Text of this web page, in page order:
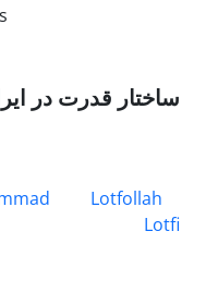
ساختار قدرت در
Lotfollah
Lotfi